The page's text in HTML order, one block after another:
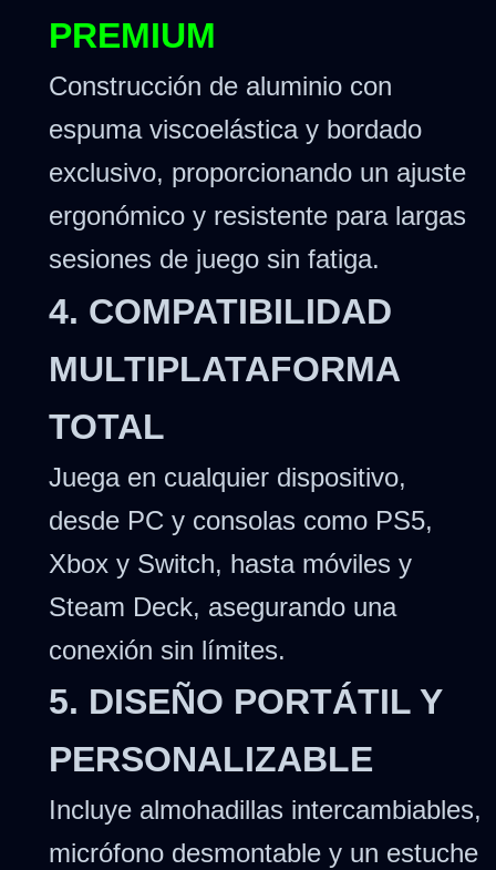
PREMIUM
Construcción de aluminio con
espuma viscoelástica y bordado
exclusivo, proporcionando un ajuste
ergonómico y resistente para largas
sesiones de juego sin fatiga.
4. COMPATIBILIDAD
MULTIPLATAFORMA
TOTAL
Juega en cualquier dispositivo,
desde PC y consolas como PS5,
Xbox y Switch, hasta móviles y
Steam Deck, asegurando una
conexión sin límites.
5. DISEÑO PORTÁTIL Y
PERSONALIZABLE
Incluye almohadillas intercambiables,
micrófono desmontable y un estuche